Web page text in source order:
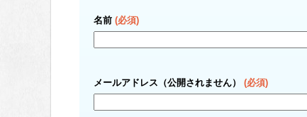
名前 (必須)
メールアドレス（公開されません） (必須)